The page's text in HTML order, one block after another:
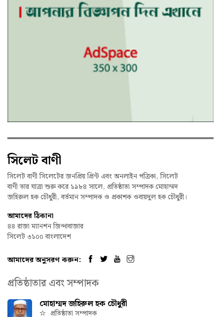
সিলেট বাণী
সিলেট বাণী সিলেটের জনপ্রিয় প্রিন্ট এবং অনলাইন পত্রিকা, সিলেট
বাণী তার যাত্রা শুরু করে ১৯৮৪ সালে, প্রতিষ্ঠাতা সম্পাদক মোহাম্মদ
জহিরুল হক চৌধুরী, বর্তমান সম্পাদক ও প্রকাশক ওবায়দুল হক চৌধুরী।
আমাদের ঠিকানা
৪৪ রাজা ম্যানশন জিন্দাবাজার
সিলেট ৩১০০ বাংলাদেশ
আমাদের অনুসরণ করুন:
প্রতিষ্ঠাতার এবং সম্পাদক
মোহাম্মদ জহিরুল হক চৌধুরী
প্রতিষ্ঠাতা সম্পাদক